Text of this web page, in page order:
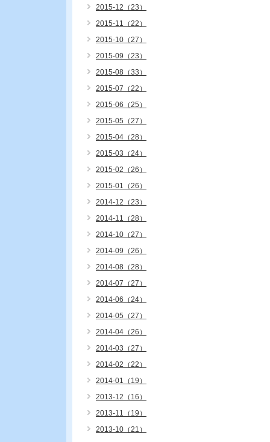
2015-12（23）
2015-11（22）
2015-10（27）
2015-09（23）
2015-08（33）
2015-07（22）
2015-06（25）
2015-05（27）
2015-04（28）
2015-03（24）
2015-02（26）
2015-01（26）
2014-12（23）
2014-11（28）
2014-10（27）
2014-09（26）
2014-08（28）
2014-07（27）
2014-06（24）
2014-05（27）
2014-04（26）
2014-03（27）
2014-02（22）
2014-01（19）
2013-12（16）
2013-11（19）
2013-10（21）